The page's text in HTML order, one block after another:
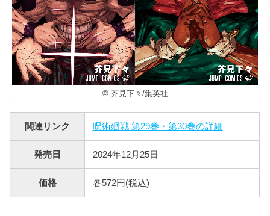
© 芥見下々/集英社
関連リンク 呪術廻戦 第29巻・第30巻の詳細
発売日 2024年12月25日
価格 各572円(税込)